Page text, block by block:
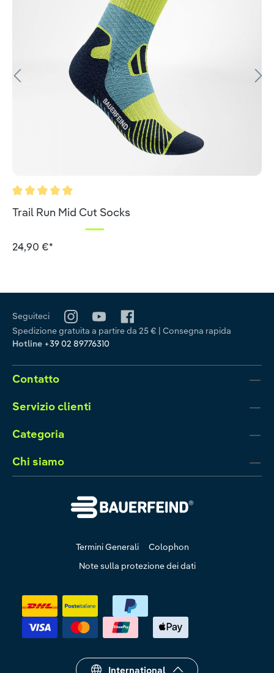
Valutazione media di 5 su 5 stelle
Trail Run Mid Cut Socks
24,90 €*
Seguiteci
Spedizione gratuita a partire da 25 € | Consegna rapida
Hotline +39 02 89776310
Contatto
Servizio clienti
Categoria
Chi siamo
Termini Generali
Colophon
Note sulla protezione dei dati
International